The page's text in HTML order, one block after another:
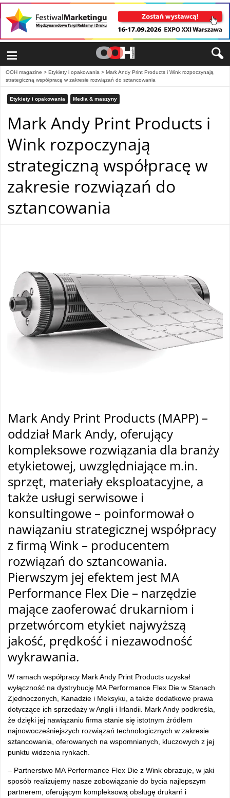
≡
OOH magazine > Etykiety i opakowania > Mark Andy Print Products i Wink rozpoczynają
strategiczną współpracę w zakresie rozwiązań do sztancowania
Etykiety i opakowania Media & maszyny
Mark Andy Print Products i
Wink rozpoczynają
strategiczną współpracę w
zakresie rozwiązań do
sztancowania
Mark Andy Print Products (MAPP) –
oddział Mark Andy, oferujący
kompleksowe rozwiązania dla branży
etykietowej, uwzględniające m.in.
sprzęt, materiały eksploatacyjne, a
także usługi serwisowe i
konsultingowe – poinformował o
nawiązaniu strategicznej współpracy
z firmą Wink – producentem
rozwiązań do sztancowania.
Pierwszym jej efektem jest MA
Performance Flex Die – narzędzie
mające zaoferować drukarniom i
przetwórcom etykiet najwyższą
jakość, prędkość i niezawodność
wykrawania.
W ramach współpracy Mark Andy Print Products uzyskał
wyłączność na dystrybucję MA Performance Flex Die w Stanach
Zjednoczonych, Kanadzie i Meksyku, a także dodatkowe prawa
dotyczące ich sprzedaży w Anglii i Irlandii. Mark Andy podkreśla,
że dzięki jej nawiązaniu firma stanie się istotnym źródłem
najnowocześniejszych rozwiązań technologicznych w zakresie
sztancowania, oferowanych na wspomnianych, kluczowych z jej
punktu widzenia rynkach.
– Partnerstwo MA Performance Flex Die z Wink obrazuje, w jaki
sposób realizujemy nasze zobowiązanie do bycia najlepszym
partnerem, oferującym kompleksową obsługę drukarń i